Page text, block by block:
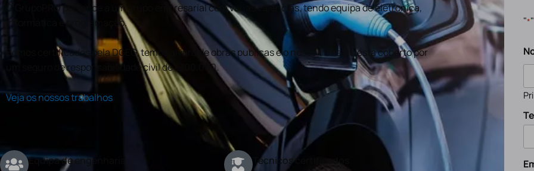
O GrupoPRO pertence a um grupo empresarial com várias valências, tendo equipa de eletronica,
informática e programação.
Somos certificados pela DGEG, temos alvará de obras publicas e o nosso trabalho está coberto por
um seguro de responsabilidade civil de €100.000.
Veja os nossos trabalhos
Equipa de engenharia
Técnicos certificados
"*